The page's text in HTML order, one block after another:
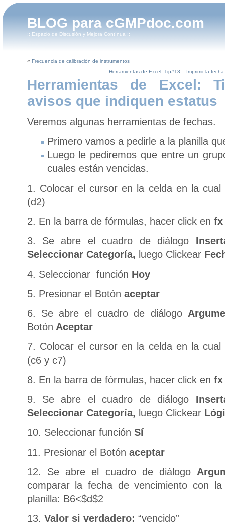
BLOG para cGMPdoc.com
:: Espacio de Discusión y Mejora Contínua ::
« Frecuencia de calibración de instrumentos
Herramientas de Excel: Tip#13 – Imprimir la
Herramientas de Excel:
avisos que indiquen estatus
Veremos algunas herramientas de fechas.
Primero vamos a pedirle a la planilla
Luego le pediremos que entre un
cuales están vencidas.
1. Colocar el cursor en la celda en la
(d2)
2. En la barra de fórmulas, hacer click en fx
3. Se abre el cuadro de diálogo
Seleccionar Categoría, luego Clickear
4. Seleccionar función Hoy
5. Presionar el Botón aceptar
6. Se abre el cuadro de diálogo
Botón Aceptar
7. Colocar el cursor en la celda en la
(c6 y c7)
8. En la barra de fórmulas, hacer click en fx
9. Se abre el cuadro de diálogo
Seleccionar Categoría, luego Clickear
10. Seleccionar función Sí
11. Presionar el Botón aceptar
12. Se abre el cuadro de diálogo
comparar la fecha de vencimiento con
planilla: B6<$d$2
13. Valor si verdadero: “vencido”